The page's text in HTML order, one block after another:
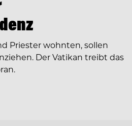
Priester wohnten, sollen
Der Vatikan treibt das